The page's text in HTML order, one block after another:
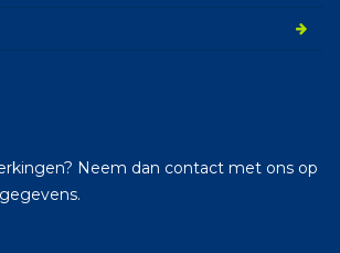
Neem dan contact met ons op